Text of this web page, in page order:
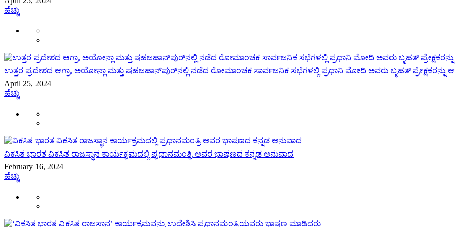
ಹೆಚ್ಚು
ಉತ್ತರ ಪ್ರದೇಶದ ಆಗ್ರಾ, ಅಯೋನ್ಲಾ ಮತ್ತು ಷಹಜಹಾನ್‌ಪುರ್‌ನಲ್ಲಿ ನಡೆದ ರೋಮಾಂಚಕ ಸಾರ್ವಜನಿಕ ಸಭೆಗಳಲ್ಲಿ ಪ್ರಧಾನಿ ಮೋದಿ ಅವರು ಬೃಹತ್ ಪ್ರೇಕ್ಷಕರನ್ನು
April 25, 2024
ಹೆಚ್ಚು
ವಿಕಸಿತ ಭಾರತ ವಿಕಸಿತ ರಾಜಸ್ಥಾನ ಕಾರ್ಯಕ್ರಮದಲ್ಲಿ ಪ್ರಧಾನಮಂತ್ರಿ ಅವರ ಭಾಷಣದ ಕನ್ನಡ ಅನುವಾದ
February 16, 2024
ಹೆಚ್ಚು